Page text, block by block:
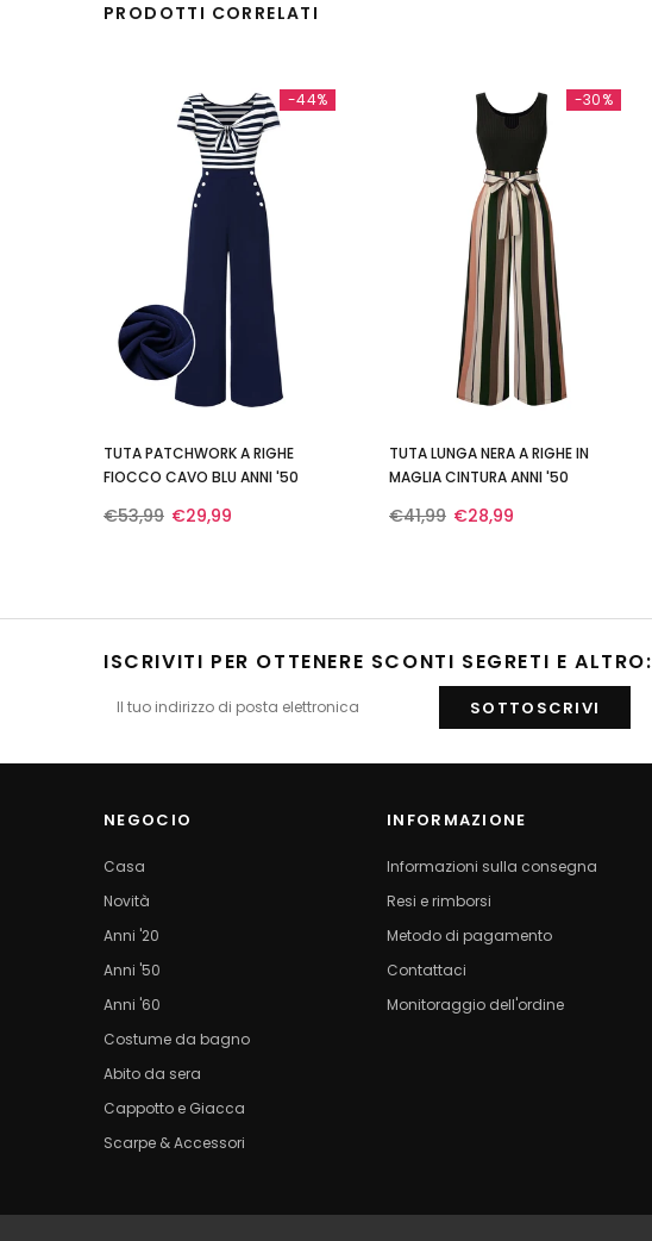
PRODOTTI CORRELATI
-44%
TUTA PATCHWORK A RIGHE
FIOCCO CAVO BLU ANNI '50
€53,99 €29,99
-30%
TUTA LUNGA NERA A RIGHE IN
MAGLIA CINTURA ANNI '50
€41,99 €28,99
ISCRIVITI PER OTTENERE SCONTI SEGRETI E ALTRO:
NEGOCIO
Casa
Novità
Anni '20
Anni '50
Anni '60
Costume da bagno
Abito da sera
Cappotto e Giacca
Scarpe & Accessori
INFORMAZIONE
Informazioni sulla consegna
Resi e rimborsi
Metodo di pagamento
Contattaci
Monitoraggio dell'ordine